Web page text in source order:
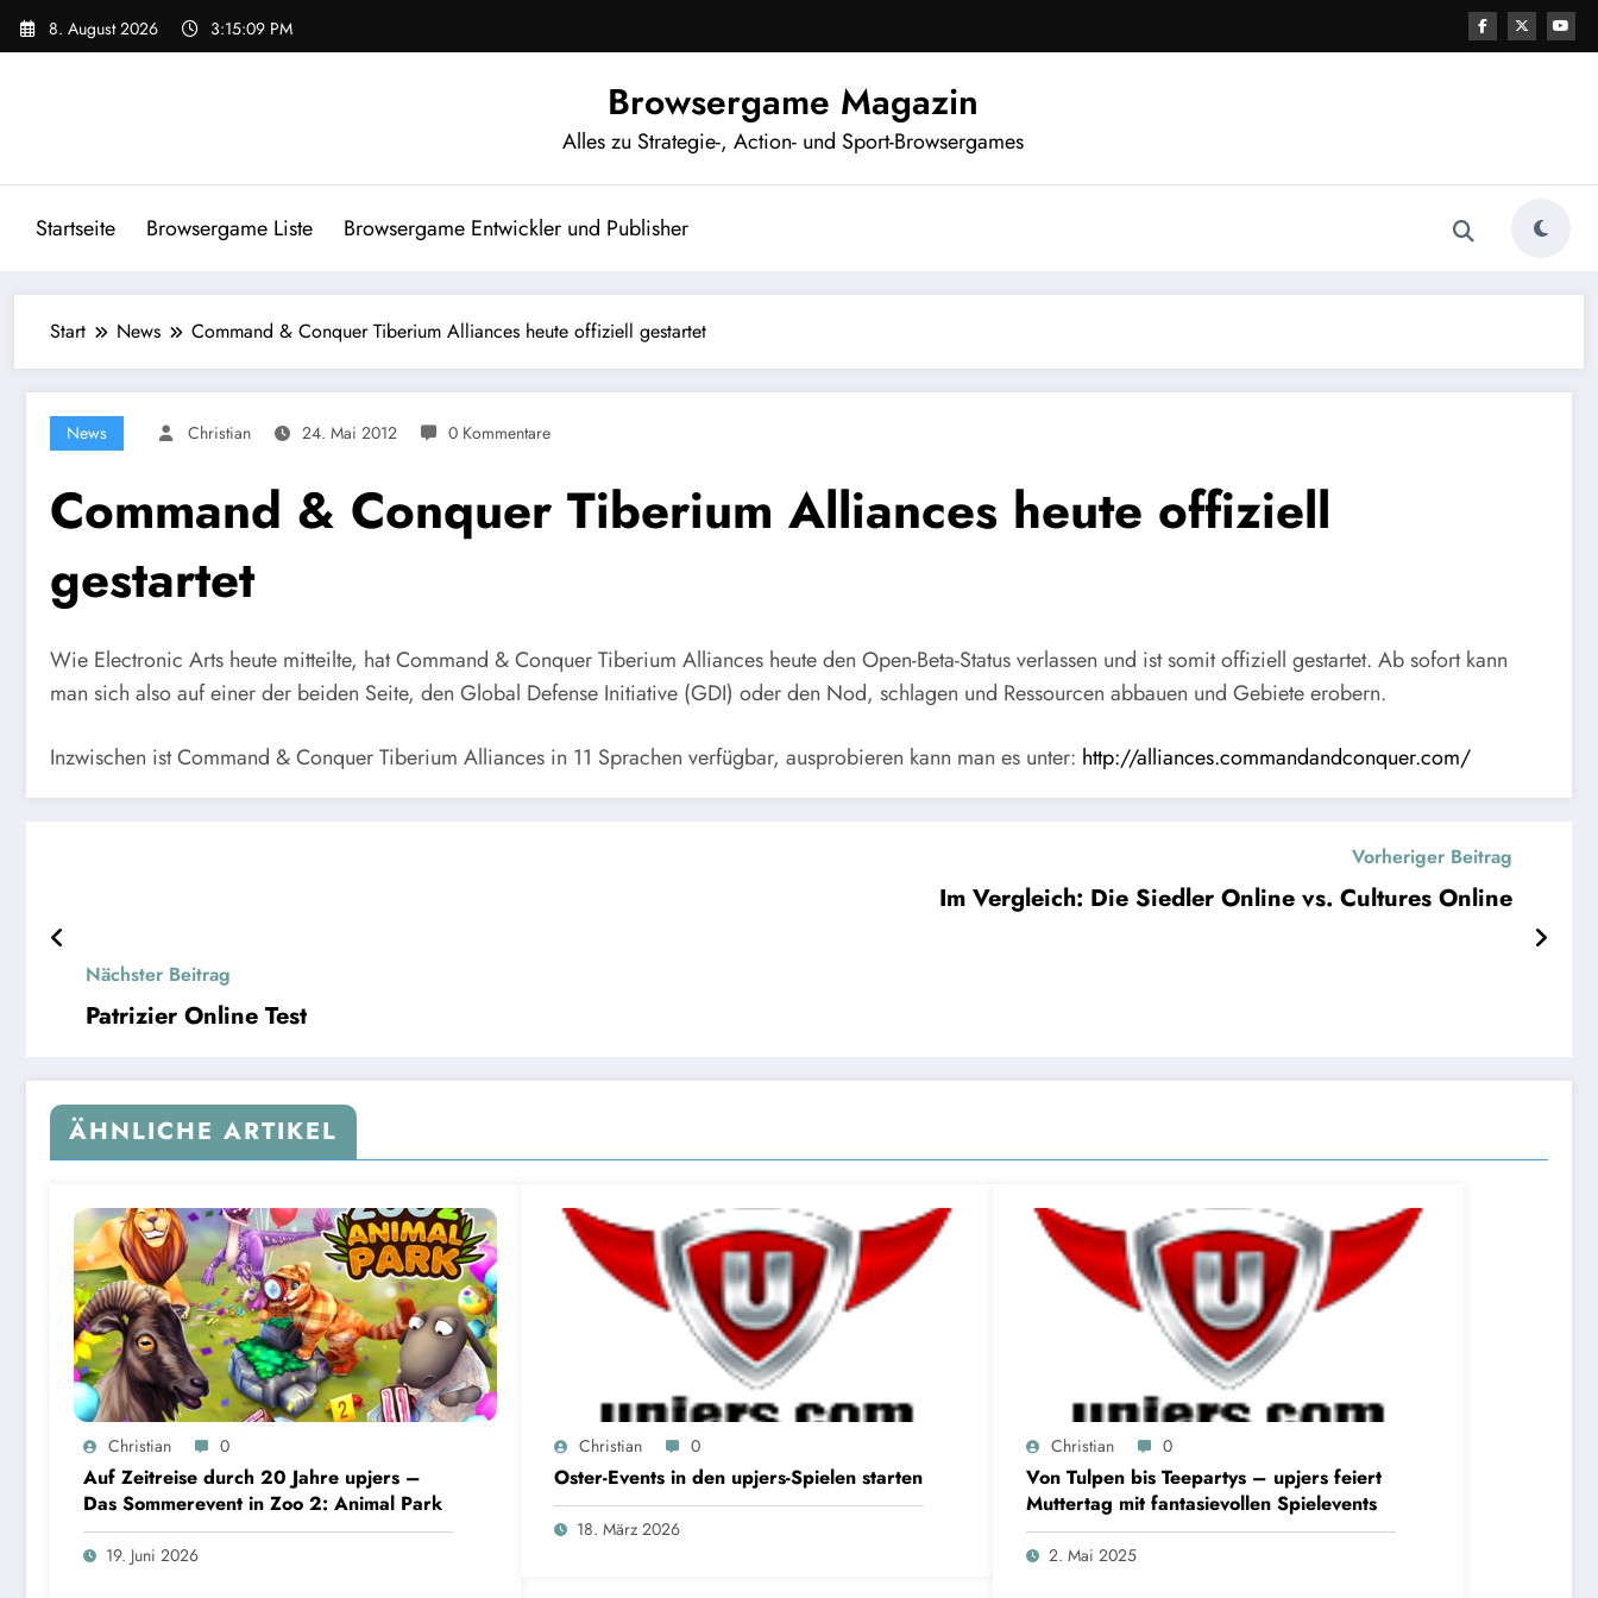
Zum
Inhalt
8. August 2026 3:15:10 PM
Browsergame Magazin
Alles zu Strategie-, Action- und Sport-Browsergames
Startseite Browsergame Liste Browsergame Entwickler und Publisher
Start News Command & Conquer Tiberium Alliances heute offiziell gestartet
News Christian 24. Mai 2012 0 Kommentare
Command & Conquer Tiberium Alliances heute offiziell
gestartet
Wie Electronic Arts heute mitteilte, hat Command & Conquer Tiberium Alliances heute den Open-Beta-Status verlassen und ist somit offiziell gestartet. Ab sofort kann
man sich also auf einer der beiden Seite, den Global Defense Initiative (GDI) oder den Nod, schlagen und Ressourcen abbauen und Gebiete erobern.
Inzwischen ist Command & Conquer Tiberium Alliances in 11 Sprachen verfügbar, ausprobieren kann man es unter: http://alliances.commandandconquer.com/
Vorheriger Beitrag
Im Vergleich: Die Siedler Online vs. Cultures Online
Nächster Beitrag
Patrizier Online Test
ÄHNLICHE ARTIKEL
Christian 0
Auf Zeitreise durch 20 Jahre upjers –
Das Sommerevent in Zoo 2: Animal Park
19. Juni 2026
Christian 0
Oster-Events in den upjers-Spielen starten
18. März 2026
Christian 0
Von Tulpen bis Teepartys – upjers feiert
Muttertag mit fantasievollen Spielevents
2. Mai 2025